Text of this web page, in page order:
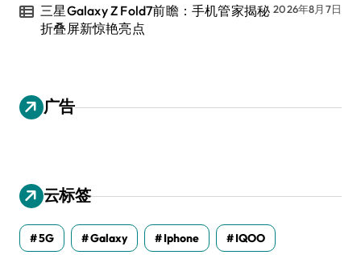
三星Galaxy Z Fold7前瞻：手机管家揭秘
折叠屏新惊艳亮点
2026年8月7日
广告
云标签
5G Galaxy Iphone IQOO